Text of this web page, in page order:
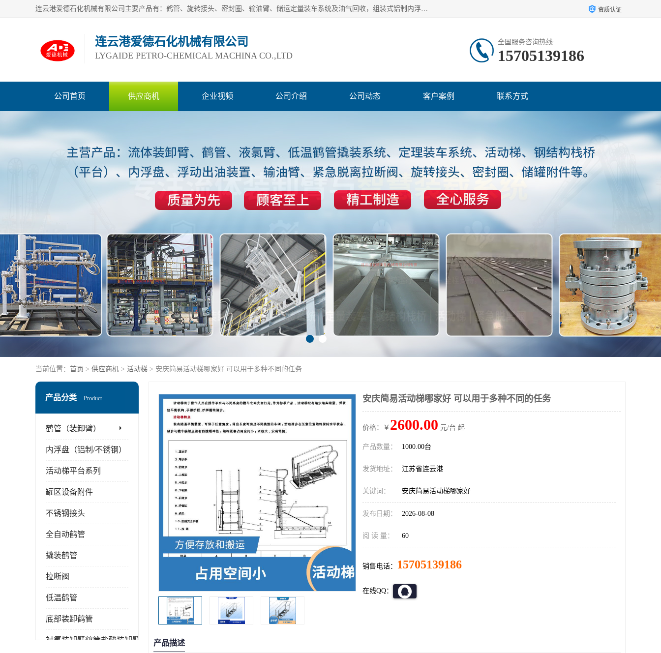
连云港爱德石化机械有限公司主要产品有：鹤管、旋转接头、密封圈、输油臂、储运定量装车系统及油气回收，组装式铝制内浮盘及油罐附件、钢结构栈桥/平台、活动梯、紧急脱离拉断阀等。完备的制造和检测手段以及高素质的员工确保了产品的质量。 资质认证
连云港爱德石化机械有限公司
LYGAIDE PETRO-CHEMICAL MACHINA CO.,LTD
全国服务咨询热线:
15705139186
公司首页 供应商机 企业视频 公司介绍 公司动态 客户案例 联系方式
当前位置： 首页 > 供应商机 > 活动梯 > 安庆简易活动梯哪家好 可以用于多种不同的任务
产品分类 Product
鹤管（装卸臂）
内浮盘（铝制/不锈钢）
活动梯平台系列
罐区设备附件
不锈钢接头
全自动鹤管
撬装鹤管
拉断阀
低温鹤管
底部装卸鹤管
衬氟装卸臂鹤管盐酸装卸臂
安庆简易活动梯哪家好 可以用于多种不同的任务
价格：￥ 2600.00 元/台 起
产品数量： 1000.00台
发货地址： 江苏省连云港
关键词： 安庆简易活动梯哪家好
发布日期： 2026-08-08
阅 读 量： 60
销售电话： 15705139186
在线QQ：
产品描述